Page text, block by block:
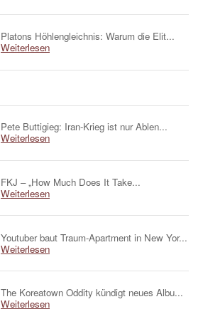
Platons Höhlengleichnis: Warum die Elit...
Weiterlesen
Pete Buttigieg: Iran-Krieg ist nur Ablen...
Weiterlesen
FKJ – „How Much Does It Take...
Weiterlesen
Youtuber baut Traum-Apartment in New Yor...
Weiterlesen
The Koreatown Oddity kündigt neues Albu...
Weiterlesen